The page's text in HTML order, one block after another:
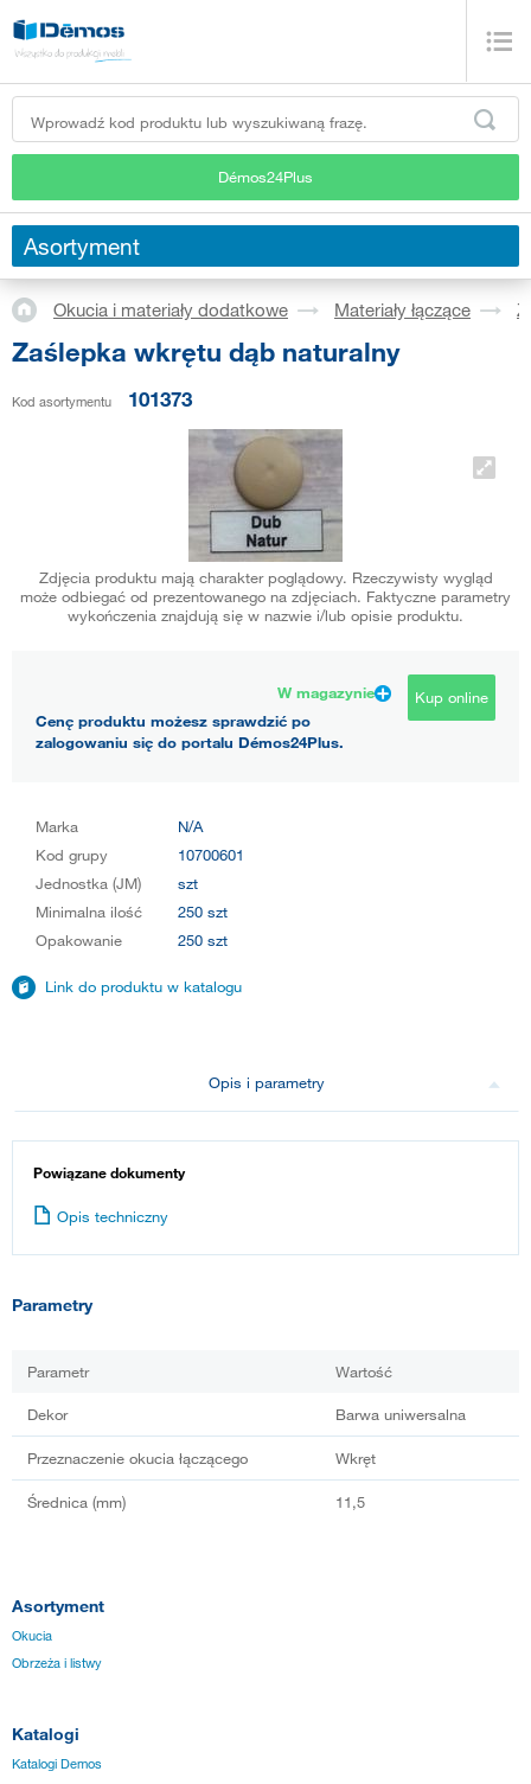
Démos24Plus
Asortyment
Okucia i materiały dodatkowe Materiały łączące
Zaślepka wkrętu dąb naturalny
Kod asortymentu 101373
Zdjęcia produktu mają charakter poglądowy. Rzeczywisty wygląd
może odbiegać od prezentowanego na zdjęciach. Faktyczne parametry
wykończenia znajdują się w nazwie i/lub opisie produktu.
W magazynie
Cenę produktu możesz sprawdzić po
zalogowaniu się do portalu Démos24Plus.
Kup online
Marka
N/A
Kod grupy
10700601
Jednostka (JM)
szt
Minimalna ilość
250 szt
Opakowanie
250 szt
Link do produktu w katalogu
Opis i parametry
Powiązane dokumenty
Opis techniczny
Parametry
Parametr Wartość
Dekor Barwa uniwersalna
Przeznaczenie okucia łączącego Wkręt
Średnica (mm) 11,5
Asortyment
Okucia
Obrzeża i listwy
Katalogi
Katalogi Demos